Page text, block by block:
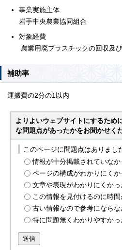
事業実施主体
岩手中央農業協同組合
対象経費
農業用廃プラスチックの回収及
補助率
運搬費の2分の1以内
よりよいウェブサイトにするため
な問題点があったかをお聞かせく
このページに問題点はありまし
情報が十分掲載されていなか
ページの構成がわかりにくか
文章や表現がわかりにくかっ
この情報を見付けるのに時
古い情報なので参考にならな
特に問題無くわかりやすかっ
送信